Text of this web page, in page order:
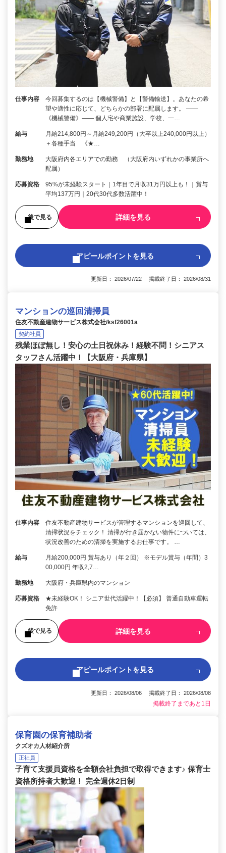
仕事内容
今回募集するのは【機械警備】と【警備輸送】。あなたの希
望や適性に応じて、どちらかの部署に配属します。 ――
《機械警備》―― 個人宅や商業施設、学校、一…
給与
月給214,800円～月給249,200円（大卒以上240,000円以上）
＋各種手当 《★…
勤務地
大阪府内各エリアでの勤務 （大阪府内いずれかの事業所へ
配属）
応募資格
95%が未経験スタート｜1年目で月収31万円以上も！｜賞与
平均137万円｜20代30代多数活躍中！
後で見る 詳細を見る
アピールポイントを見る
更新日： 2026/07/22 掲載終了日： 2026/08/31
マンションの巡回清掃員
住友不動産建物サービス株式会社/ksf26001a
契約社員
残業ほぼ無し！安心の土日祝休み！経験不問！シニアス
タッフさん活躍中！【大阪府・兵庫県】
仕事内容
住友不動産建物サービスが管理するマンションを巡回して、
清掃状況をチェック！ 清掃が行き届かない物件については、
状況改善のための清掃を実施するお仕事です。 …
給与
月給200,000円 賞与あり（年２回） ※モデル賞与（年間）3
00,000円 年収2,7…
勤務地 大阪府・兵庫県内のマンション
応募資格
★未経験OK！ シニア世代活躍中！【必須】 普通自動車運転
免許
後で見る 詳細を見る
アピールポイントを見る
更新日： 2026/08/06 掲載終了日： 2026/08/08
掲載終了まであと1日
保育園の保育補助者
クズオカ人材紹介所
正社員
子育て支援員資格を全額会社負担で取得できます♪ 保育士
資格所持者大歓迎！ 完全週休2日制